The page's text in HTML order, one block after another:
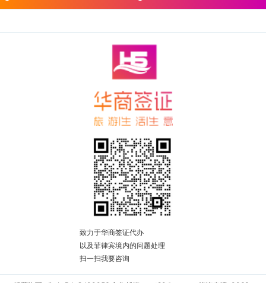
致力于华商签证代办
以及菲律宾境内的问题处理
扫一扫我要咨询